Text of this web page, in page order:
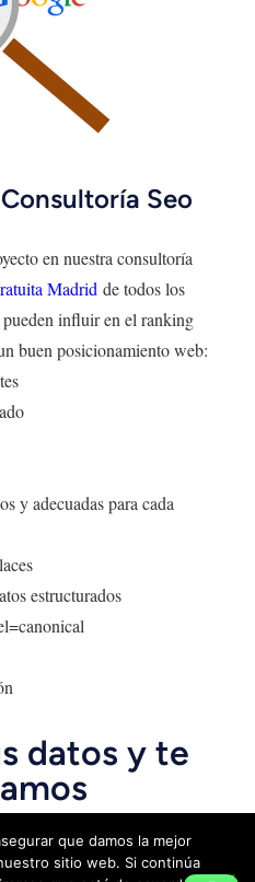
Seo
en nuestra consultoría
Madrid de todos los
influir en el ranking
buen posicionamiento web:
y adecuadas para cada
estructurados
datos y te
que damos la mejor
sitio web. Si continúa